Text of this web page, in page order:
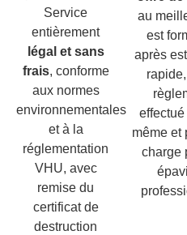
Service
entièrement
légal et sans
frais, conforme
aux normes
environnementales
et à la
réglementation
VHU, avec
remise du
certificat de
destruction
au
est
après
même et
charge